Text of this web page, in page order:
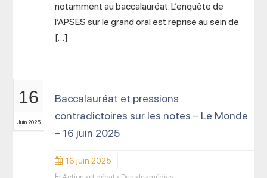
notamment au baccalauréat. L’enquête de
l’APSES sur le grand oral est reprise au sein de
[…]
16
Juin 2025
Baccalauréat et pressions
contradictoires sur les notes – Le Monde
– 16 juin 2025
16 juin 2025